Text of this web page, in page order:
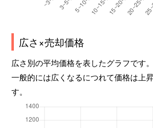
広さ×売却価格
広さ別の平均価格を表したグラフです。
一般的には広くなるにつれて価格は上
す。